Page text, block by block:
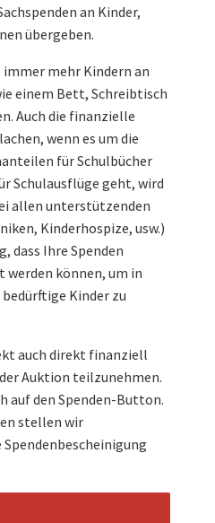
an Kinder,
übergeben.
mehr Kindern an
einem Bett, Schreibtisch
Auch die finanzielle
wenn es um die
für Schulbücher
Schulausflüge geht, wird
allen unterstützenden
Kinderhospize, usw.)
dass Ihre Spenden
können, um in
Kinder zu
auch direkt finanziell
Auktion teilzunehmen.
auf den Spenden-Button.
stellen wir